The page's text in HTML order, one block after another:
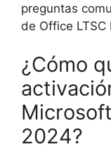
preguntas
de Office
¿Cómo
2024?